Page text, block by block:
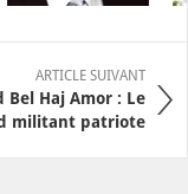
ARTICLE SUIVANT
Bel Haj Amor : Le
militant patriote